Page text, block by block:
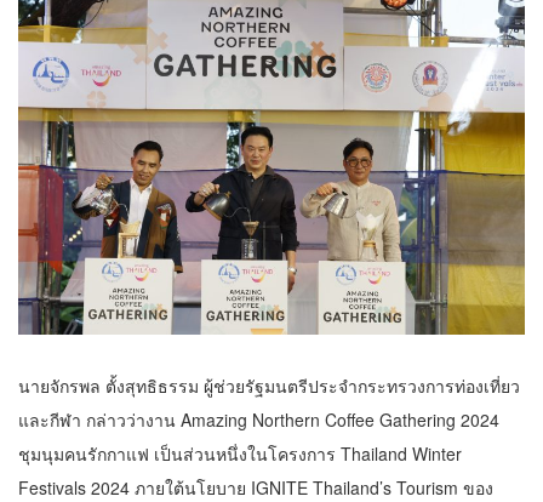
นายจักรพล ตั้งสุทธิธรรม ผู้ช่วยรัฐมนตรีประจำกระทรวงการท่องเที่ยว
และกีฬา กล่าวว่างาน Amazing Northern Coffee Gathering 2024
ชุมนุมคนรักกาแฟ เป็นส่วนหนึ่งในโครงการ Thailand Winter
Festivals 2024 ภายใต้นโยบาย IGNITE Thailand’s Tourism ของ